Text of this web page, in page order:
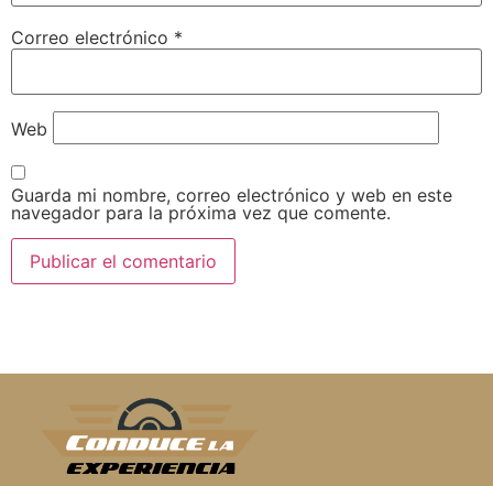
Correo electrónico *
Web
Guarda mi nombre, correo electrónico y web en este
navegador para la próxima vez que comente.